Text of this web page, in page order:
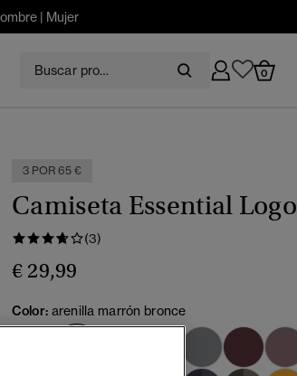
| Mujer
0
3 POR 65 €
Camiseta Essential Logo
(3)
€ 29,99
Color: arenilla marrón bronce
seleccionado